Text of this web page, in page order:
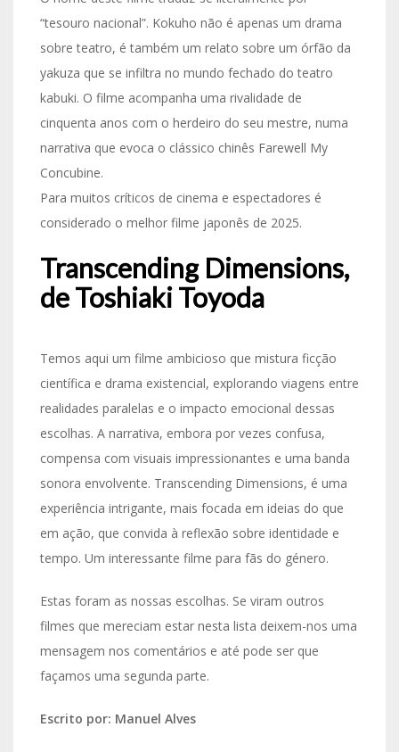
“tesouro nacional”. Kokuho não é apenas um drama
sobre teatro, é também um relato sobre um órfão da
yakuza que se infiltra no mundo fechado do teatro
kabuki. O filme acompanha uma rivalidade de
cinquenta anos com o herdeiro do seu mestre, numa
narrativa que evoca o clássico chinês Farewell My
Concubine.
Para muitos críticos de cinema e espectadores é
considerado o melhor filme japonês de 2025.
Transcending Dimensions,
de Toshiaki Toyoda
Temos aqui um filme ambicioso que mistura ficção
científica e drama existencial, explorando viagens entre
realidades paralelas e o impacto emocional dessas
escolhas. A narrativa, embora por vezes confusa,
compensa com visuais impressionantes e uma banda
sonora envolvente. Transcending Dimensions, é uma
experiência intrigante, mais focada em ideias do que
em ação, que convida à reflexão sobre identidade e
tempo. Um interessante filme para fãs do género.
Estas foram as nossas escolhas. Se viram outros
filmes que mereciam estar nesta lista deixem-nos uma
mensagem nos comentários e até pode ser que
façamos uma segunda parte.
Escrito por: Manuel Alves